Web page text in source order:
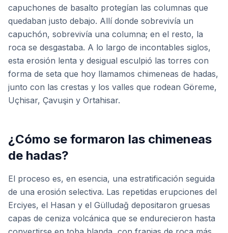
capuchones de basalto protegían las columnas que
quedaban justo debajo. Allí donde sobrevivía un
capuchón, sobrevivía una columna; en el resto, la
roca se desgastaba. A lo largo de incontables siglos,
esta erosión lenta y desigual esculpió las torres con
forma de seta que hoy llamamos chimeneas de hadas,
junto con las crestas y los valles que rodean Göreme,
Uçhisar, Çavuşin y Ortahisar.
¿Cómo se formaron las chimeneas
de hadas?
El proceso es, en esencia, una estratificación seguida
de una erosión selectiva. Las repetidas erupciones del
Erciyes, el Hasan y el Gülludağ depositaron gruesas
capas de ceniza volcánica que se endurecieron hasta